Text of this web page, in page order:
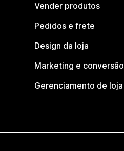
Vender produtos
Pedidos e frete
Design da loja
Marketing e conversão
Gerenciamento de loja